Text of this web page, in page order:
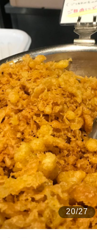
て…」サッカー日本代表・森
20/27